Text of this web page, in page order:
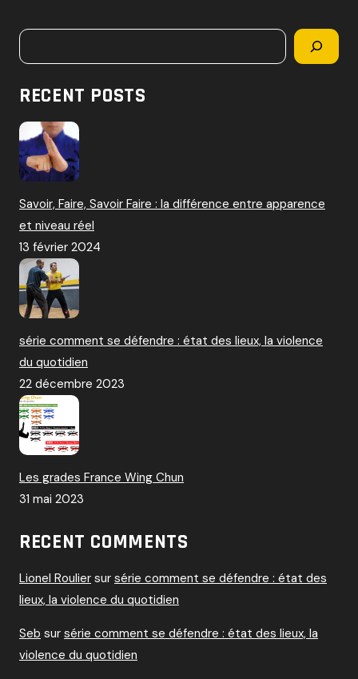
r
Rechercher
RECENT POSTS
Savoir, Faire, Savoir Faire : la différence entre apparence
et niveau réel
13 février 2024
série comment se défendre : état des lieux, la violence
du quotidien
22 décembre 2023
Les grades France Wing Chun
31 mai 2023
RECENT COMMENTS
Lionel Roulier sur série comment se défendre : état des
lieux, la violence du quotidien
Seb sur série comment se défendre : état des lieux, la
violence du quotidien